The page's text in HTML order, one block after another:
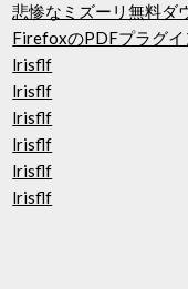
悲惨なミズーリ無料ダ
FirefoxのPDFプラグイ
lrisflf
lrisflf
lrisflf
lrisflf
lrisflf
lrisflf